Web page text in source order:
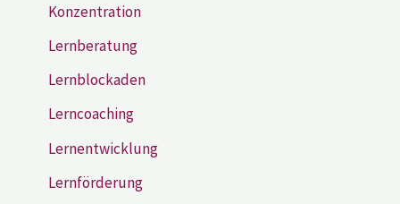
Konzentration
Lernberatung
Lernblockaden
Lerncoaching
Lernentwicklung
Lernförderung